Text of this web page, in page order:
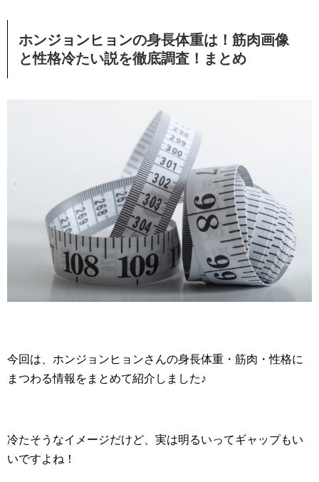
ホンジョンヒョンの身長体重は！筋肉画像
と性格冷たい説を徹底調査！まとめ
今回は、ホンジョンヒョンさんの身長体重・筋肉・性格に
まつわる情報をまとめて紹介しました♪
冷たそうなイメージだけど、実は明るいってギャップもい
いですよね！